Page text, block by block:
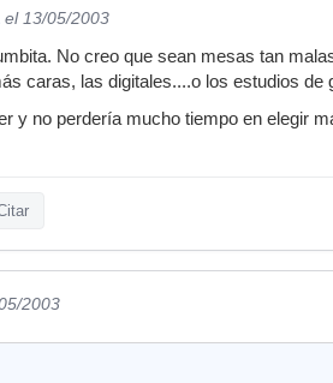
el 13/05/2003
No creo que sean mesas tan
caras, las digitales....o los estudios de
y no perdería mucho tiempo en elegir
2003